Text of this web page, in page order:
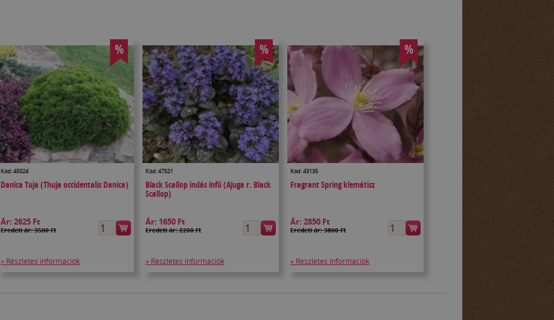
%
Kód: 45024
Danica Tuja (Thuja occidentalis Danica)
Ár:2625 Ft
Eredeti ár: 3500 Ft
» Részletes információk
%
Kód: 47521
Black Scallop indás ínfű (Ajuga r. Black
Scallop)
Ár: 1650 Ft
Eredeti ár: 2200 Ft
» Részletes információk
%
Kód: 43135
Fragrant Spring klemátisz
Ár:2850 Ft
Eredeti ár: 3800 Ft
» Részletes információk